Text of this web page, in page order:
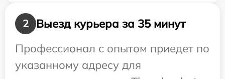
2
Выезд курьера за 35 минут
Профессионал с опытом приедет по
указанному адресу для